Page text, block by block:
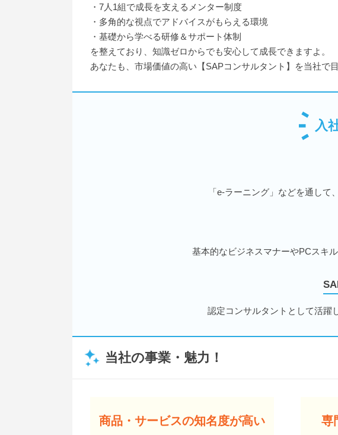
・7人1組で成長を支えるメンター制度
・多角的な視点でアドバイスがもらえる環境
・基礎から学べる研修＆サポート体制
を整えており、知識ゼロからでも安心して成長できますよ。
あなたも、市場価値の高い【SAPコンサルタント】を当社で
入
「e-ラーニング」などを通して
基本的なビジネスマナーやPCスキ
認定コンサルタントとして活躍
当社の事業・魅力！
商品・サービスの知名度が高い 専